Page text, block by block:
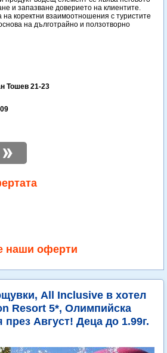
и запазване доверието на клиентите.
коректни взаимоотношения с туристите
на дълготрайно и ползотворно
Тошев 21-23
наши оферти
All Inclusive в хотел
Resort 5*, Олимпийска
Август! Деца до 1.99г.